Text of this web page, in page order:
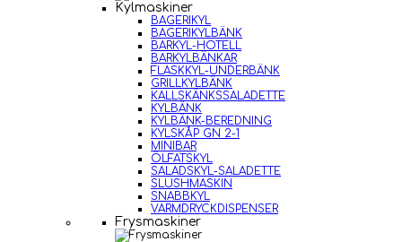
Kylmaskiner
BAGERIKYL
BAGERIKYLBÄNK
BARKYL-HOTELL
BARKYLBÄNKAR
FLASKKYL-UNDERBÄNK
GRILLKYLBÄNK
KALLSKÄNKSSALADETTE
KYLBÄNK
KYLBÄNK-BEREDNING
KYLSKÅP GN 2-1
MINIBAR
ÖLFATSKYL
SALADSKYL-SALADETTE
SLUSHMASKIN
SNABBKYL
VARMDRYCKDISPENSER
Frysmaskiner